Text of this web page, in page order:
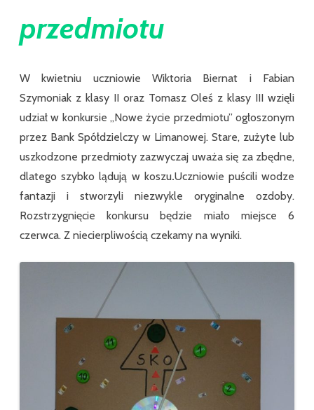
przedmiotu
W kwietniu uczniowie Wiktoria Biernat i Fabian
Szymoniak z klasy II oraz Tomasz Oleś z klasy III wzięli
udział w konkursie ,,Nowe życie przedmiotu” ogłoszonym
przez Bank Spółdzielczy w Limanowej. Stare, zużyte lub
uszkodzone przedmioty zazwyczaj uważa się za zbędne,
dlatego szybko lądują w koszu.Uczniowie puścili wodze
fantazji i stworzyli niezwykle oryginalne ozdoby.
Rozstrzygnięcie konkursu będzie miało miejsce 6
czerwca. Z niecierpliwością czekamy na wyniki.